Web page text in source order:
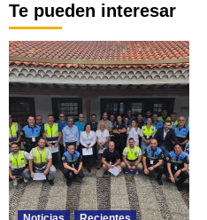
Te pueden interesar